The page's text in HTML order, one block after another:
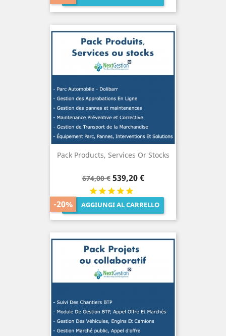
Pack Products, Services Or Stocks
Prezzo
base
674,00 € Prezzo
539,20 €
 AGGIUNGI AL CARRELLO
-20%